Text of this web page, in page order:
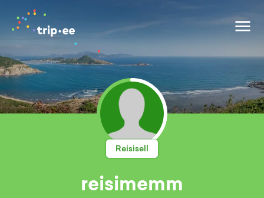
Reisisell
reisimemm